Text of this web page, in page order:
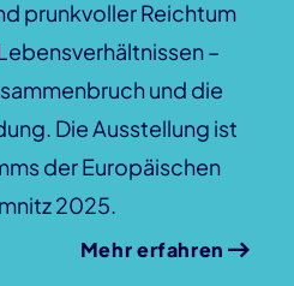
prunkvoller Reichtum
–
und die
Die Ausstellung ist
der Europäischen
2025.
Mehr erfahren